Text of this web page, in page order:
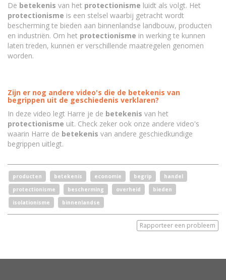
De betekenis van het protectionisme luidt als volgt. Het
protectionisme is een stelsel waarbij getracht wordt
bescherming te bieden aan binnenlandse landbouw, producten
en industriën. Om het protectionisme in werking te kunnen
laten treden, kunnen er verschillende maatregelen genomen
worden.
Zijn er nog andere video's die de betekenis van
begrippen uit de geschiedenis verklaren?
In deze video legt Harre je de betekenis van het
protectionisme uit. Check zeker ook onze andere video's
waarin Harre de betekenis van andere geschiedkundige
begrippen uitlegt.
producten betekenis economie begrip
handel
protectionisme
bescherming overheid
bieden
isolationisme
binnenlandse
Rapporteer een probleem